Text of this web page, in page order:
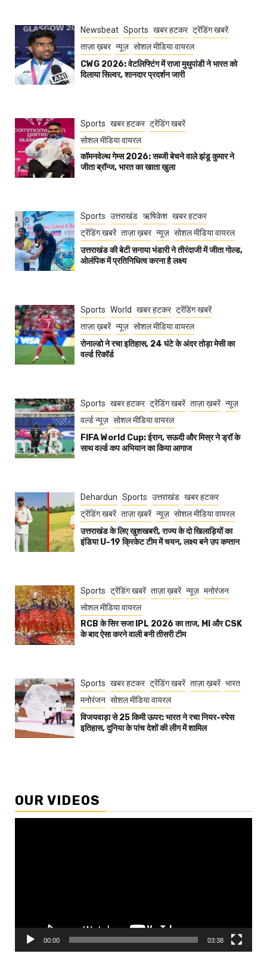
Newsbeat Sports खबर हटकर ट्रेंडिंग खबरें
ताज़ा ख़बर न्यूज़ सोशल मीडिया वायरल
CWG 2026: वेटलिफ्टिंग में राजा मुथुपांडी ने भारत को
दिलाया सिल्वर, शानदार प्रदर्शन जारी
Sports खबर हटकर ट्रेंडिंग खबरें
सोशल मीडिया वायरल
कॉमनवेल्थ गेम्स 2026: सब्जी बेचने वाले झंडू कुमार ने
जीता ब्रॉन्ज, भारत का खाता खुला
Sports उत्तराखंड ऋषिकेश खबर हटकर
ट्रेंडिंग खबरें ताज़ा ख़बर न्यूज़ सोशल मीडिया वायरल
उत्तराखंड की बेटी सनाया भंडारी ने तीरंदाजी में जीता गोल्ड,
ओलंपिक में प्रतिनिधित्व करना है लक्ष्य
Sports World खबर हटकर ट्रेंडिंग खबरें
ताज़ा ख़बरें न्यूज़ सोशल मीडिया वायरल
रोनाल्डो ने रचा इतिहास, 24 घंटे के अंदर तोड़ा मेसी का
वर्ल्ड रिकॉर्ड
Sports खबर हटकर ट्रेंडिंग खबरें ताज़ा ख़बरें न्यूज़
वर्ल्ड न्यूज़ सोशल मीडिया वायरल
FIFA World Cup: ईरान, सऊदी और मिस्र ने ड्रॉ के
साथ वर्ल्ड कप अभियान का किया आगाज
Dehardun Sports उत्तराखंड खबर हटकर
ट्रेंडिंग खबरें ताज़ा ख़बरें न्यूज़ सोशल मीडिया वायरल
उत्तराखंड के लिए खुशखबरी, राज्य के दो खिलाड़ियों का
इंडिया U-19 क्रिकेट टीम में चयन, लक्ष्य बने उप कप्तान
Sports ट्रेंडिंग खबरें ताज़ा ख़बरें न्यूज़ मनोरंजन
सोशल मीडिया वायरल
RCB के सिर सजा IPL 2026 का ताज, MI और CSK
के बाद ऐसा करने वाली बनी तीसरी टीम
Sports खबर हटकर ट्रेंडिंग खबरें ताज़ा ख़बरें भारत
मनोरंजन सोशल मीडिया वायरल
विजयवाड़ा से 25 किमी ऊपर: भारत ने रचा नियर-स्पेस
इतिहास, दुनिया के पांच देशों की लीग में शामिल
OUR VIDEOS
00:00 03:38